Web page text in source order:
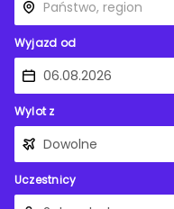
Wyjazd od
Wylot z
Uczestnicy